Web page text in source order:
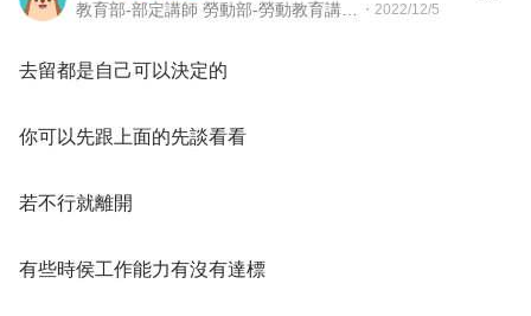
・ 2022/12/5
去留都是自己可以決定的
你可以先跟上面的先談看看
若不行就離開
有些時侯工作能力有沒有達標